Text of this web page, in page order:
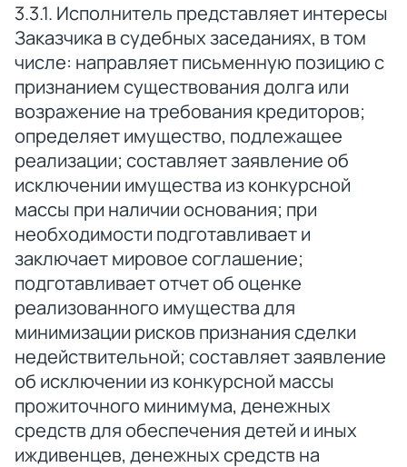
3.3.1. Исполнитель представляет интересы
Заказчика в судебных заседаниях, в том
числе: направляет письменную позицию с
признанием существования долга или
возражение на требования кредиторов;
определяет имущество, подлежащее
реализации; составляет заявление об
исключении имущества из конкурсной
массы при наличии основания; при
необходимости подготавливает и
заключает мировое соглашение;
подготавливает отчет об оценке
реализованного имущества для
минимизации рисков признания сделки
недействительной; составляет заявление
об исключении из конкурсной массы
прожиточного минимума, денежных
средств для обеспечения детей и иных
иждивенцев, денежных средств на